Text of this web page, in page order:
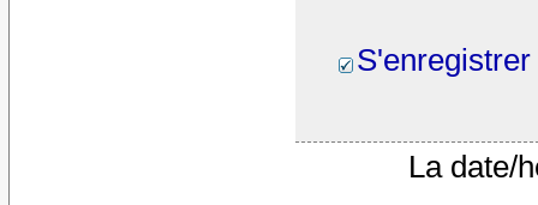
S'enregistrer
La date/